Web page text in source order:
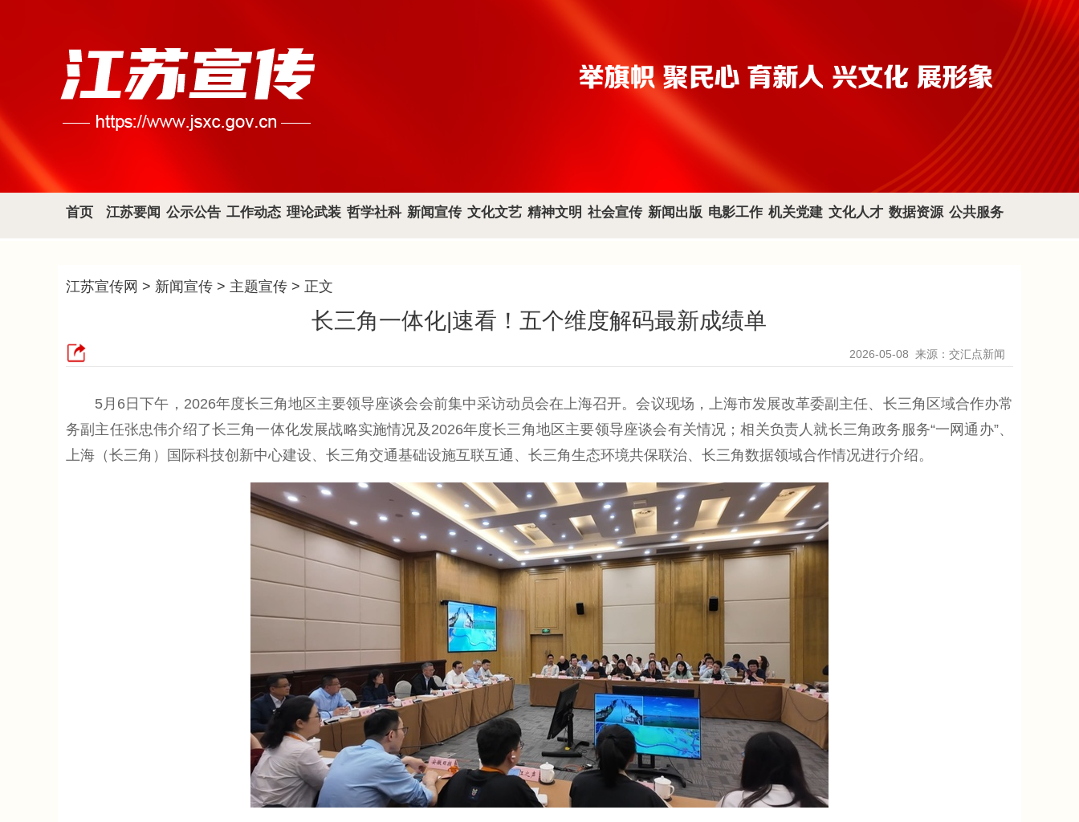
首页 江苏要闻 公示公告 工作动态 理论武装 哲学社科 新闻宣传 文化文艺 精神文明 社会宣传 新闻出版 电影工作 机关党建 文化人才 数据资源 公共服务
江苏宣传网 > 新闻宣传 > 主题宣传 > 正文
长三角一体化|速看！五个维度解码最新成绩单
2026-05-08 来源：交汇点新闻
5月6日下午，2026年度长三角地区主要领导座谈会会前集中采访动员会在上海召开。会议现场，上海市发展改革委副主任、长三角区域合作办常
务副主任张忠伟介绍了长三角一体化发展战略实施情况及2026年度长三角地区主要领导座谈会有关情况；相关负责人就长三角政务服务“一网通办”、
上海（长三角）国际科技创新中心建设、长三角交通基础设施互联互通、长三角生态环境共保联治、长三角数据领域合作情况进行介绍。